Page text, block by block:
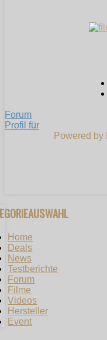
Forum
Profil für
Powered by
Home
Deals
News
Testberichte
Forum
Filme
Videos
Hersteller
Event